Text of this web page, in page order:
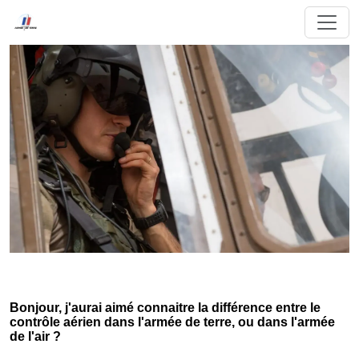
Bonjour, j'aurai aimé connaitre la différence entre le
contrôle aérien dans l'armée de terre, ou dans l'armée
de l'air ?